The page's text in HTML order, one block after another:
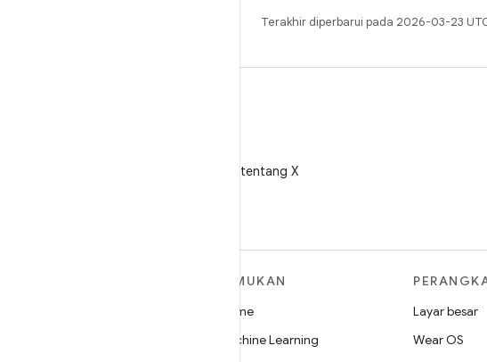
Terakhir diperbarui pada 2026-03-23
Ikuti @AndroidDev tentang X
TEMUKAN
Game
Machine Learning
Layar besar
Wear OS